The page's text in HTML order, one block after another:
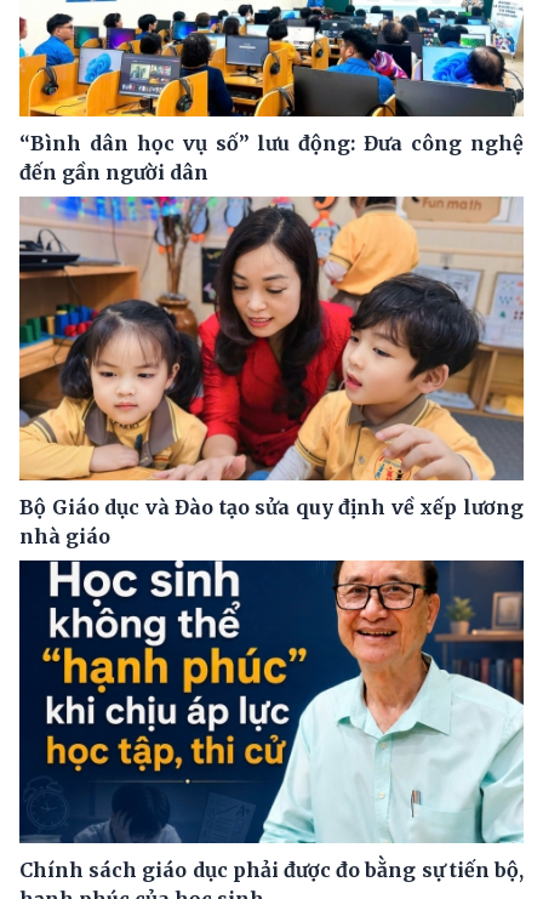
“Bình dân học vụ số” lưu động: Đưa công nghệ
đến gần người dân
Bộ Giáo dục và Đào tạo sửa quy định về xếp lương
nhà giáo
Chính sách giáo dục phải được đo bằng sự tiến bộ,